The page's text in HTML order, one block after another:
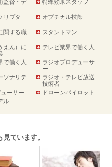
監督・デ
特殊効果スタッフ
リプタ
オプチカル技師
関する職
スタントマン
えん）に
テレビ業界で働く人
で働く人
ラジオプロデューサ
ー
ソナリテ
ラジオ・テレビ放送
技術者
ーサー
ドローンパイロット
ル
ています。